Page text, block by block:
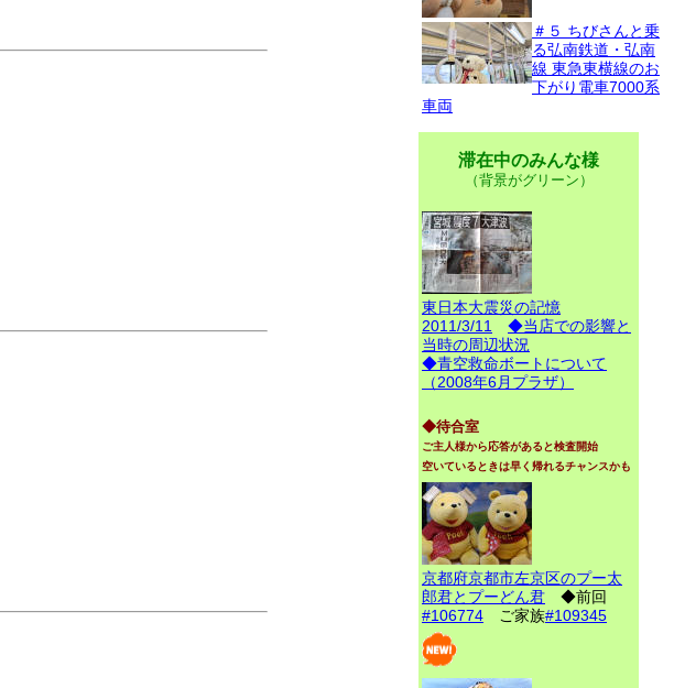
＃５ ちびさんと乗
る弘南鉄道・弘南
線 東急東横線のお
下がり電車7000系
車両
滞在中のみんな様
（背景がグリーン）
東日本大震災の記憶
2011/3/11
◆当店での影響と
当時の周辺状況
◆青空救命ボートについて
（2008年6月プラザ）
◆待合室
ご主人様から応答があると検査開始
空いているときは早く帰れるチャンスかも
京都府京都市左京区のプー太
郎君とプーどん君 ◆前回
#106774 ご家族#109345